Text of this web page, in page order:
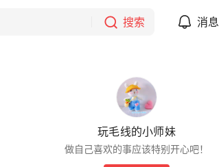
搜索 消息
玩毛线的小师妹
做自己喜欢的事应该特别开心吧！